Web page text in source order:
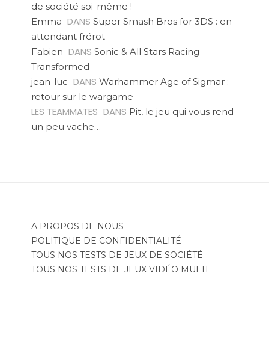
de société soi-même !
Emma DANS Super Smash Bros for 3DS : en
attendant frérot
Fabien DANS Sonic & All Stars Racing
Transformed
jean-luc DANS Warhammer Age of Sigmar :
retour sur le wargame
LES TEAMMATES DANS Pit, le jeu qui vous rend
un peu vache…
A PROPOS DE NOUS
POLITIQUE DE CONFIDENTIALITÉ
TOUS NOS TESTS DE JEUX DE SOCIÉTÉ
TOUS NOS TESTS DE JEUX VIDÉO MULTI